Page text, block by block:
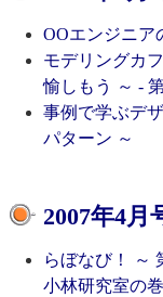
OOエンジニア
モデリングカ
愉しもう ～ -
事例で学ぶデ
パターン ～
2007年4月
らぼなび！ ～
小林研究室の